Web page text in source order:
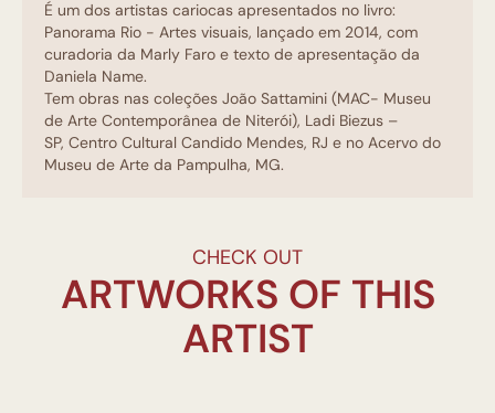
É um dos artistas cariocas apresentados no livro:
Panorama Rio - Artes visuais, lançado em 2014, com
curadoria da Marly Faro e texto de apresentação da
Daniela Name.
Tem obras nas coleções João Sattamini (MAC- Museu
de Arte Contemporânea de Niterói), Ladi Biezus –
SP, Centro Cultural Candido Mendes, RJ e no Acervo do
Museu de Arte da Pampulha, MG.
CHECK OUT
ARTWORKS OF THIS
ARTIST